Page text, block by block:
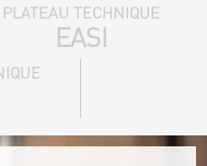
PLATEAU TECHNIQUE
EASI